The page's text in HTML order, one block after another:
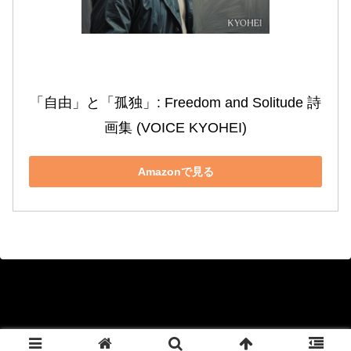
「自由」と「孤独」: Freedom and Solitude 詩
画集 (VOICE KYOHEI)
Amazonで見る
Copyright © 2020-2026 KYOHEI Official Blog All Rights Reserved.